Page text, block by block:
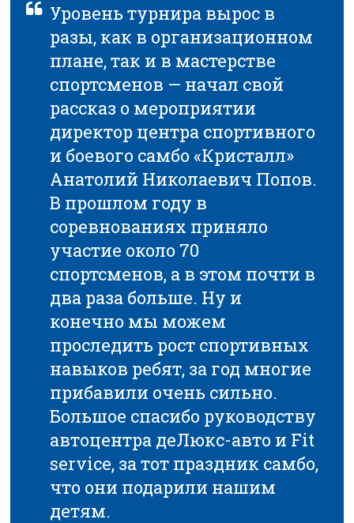
Уровень турнира вырос в
разы, как в организационном
плане, так и в мастерстве
спортсменов — начал свой
рассказ о мероприятии
директор центра спортивного
и боевого самбо «Кристалл»
Анатолий Николаевич Попов.
В прошлом году в
соревнованиях приняло
участие около 70
спортсменов, а в этом почти в
два раза больше. Ну и
конечно мы можем
проследить рост спортивных
навыков ребят, за год многие
прибавили очень сильно.
Большое спасибо руководству
автоцентра деЛюкс-авто и Fit
service, за тот праздник самбо,
что они подарили нашим
детям.